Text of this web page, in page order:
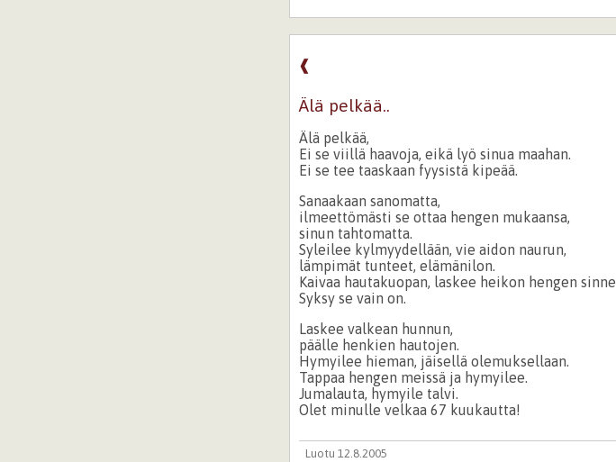
❰
Älä pelkää..
Älä pelkää,
Ei se viillä haavoja, eikä lyö sinua maahan.
Ei se tee taaskaan fyysistä kipeää.
Sanaakaan sanomatta,
ilmeettömästi se ottaa hengen mukaansa,
sinun tahtomatta.
Syleilee kylmyydellään, vie aidon naurun,
lämpimät tunteet, elämänilon.
Kaivaa hautakuopan, laskee heikon hengen sinne.
Syksy se vain on.
Laskee valkean hunnun,
päälle henkien hautojen.
Hymyilee hieman, jäisellä olemuksellaan.
Tappaa hengen meissä ja hymyilee.
Jumalauta, hymyile talvi.
Olet minulle velkaa 67 kuukautta!
Luotu 12.8.2005